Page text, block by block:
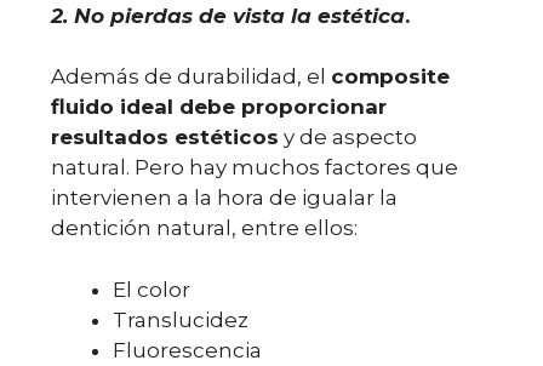
2. No pierdas de vista la estética.
Además de durabilidad, el composite
fluido ideal debe proporcionar
resultados estéticos y de aspecto
natural. Pero hay muchos factores que
intervienen a la hora de igualar la
dentición natural, entre ellos:
El color
Translucidez
Fluorescencia